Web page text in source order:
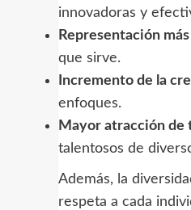
innovadoras y
Representación
que sirve.
Incremento de la
enfoques.
Mayor atracción de
talentosos de
Además, la
respeta a cada